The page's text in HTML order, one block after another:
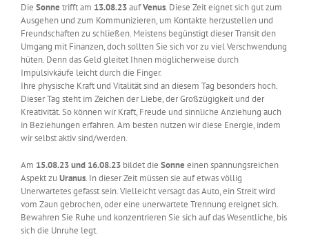
Die Sonne trifft am 13.08.23aufVenus. Diese Zeit eignet sich gut zum
Ausgehen und zum Kommunizieren, um Kontakte herzustellen und
Freundschaften zu schließen. Meistens begünstigt dieser Transit den
Umgang mit Finanzen, doch sollten Sie sich vor zu viel Verschwendung
hüten. Denn das Geld gleitet Ihnen möglicherweise durch
Impulsivkäufe leicht durch die Finger.
Ihre physische Kraft und Vitalität sind an diesem Tag besonders hoch.
Dieser Tag steht im Zeichen der Liebe, der Großzügigkeit und der
Kreativität. So können wir Kraft, Freude und sinnliche Anziehung auch
in Beziehungen erfahren. Am besten nutzen wir diese Energie, indem
wir selbst aktiv sind/werden.
Am 15.08.23 und 16.08.23 bildet die Sonne einen spannungsreichen
Aspekt zu Uranus. In dieser Zeit müssen sie auf etwas völlig
Unerwartetes gefasst sein. Vielleicht versagt das Auto, ein Streit wird
vom Zaun gebrochen, oder eine unerwartete Trennung ereignet sich.
Bewahren Sie Ruhe und konzentrieren Sie sich auf das Wesentliche, bis
sich die Unruhe legt.